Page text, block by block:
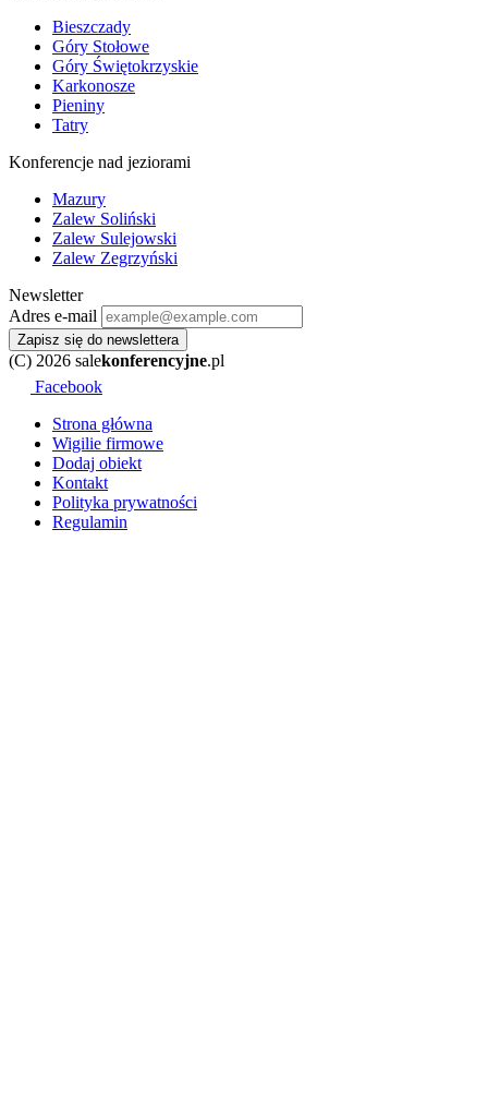
Bieszczady
Góry Stołowe
Góry Świętokrzyskie
Karkonosze
Pieniny
Tatry
Konferencje nad jeziorami
Mazury
Zalew Soliński
Zalew Sulejowski
Zalew Zegrzyński
Newsletter
Adres e-mail
Zapisz się do newslettera
(C) 2026 salekonferencyjne.pl
Facebook
Strona główna
Wigilie firmowe
Dodaj obiekt
Kontakt
Polityka prywatności
Regulamin